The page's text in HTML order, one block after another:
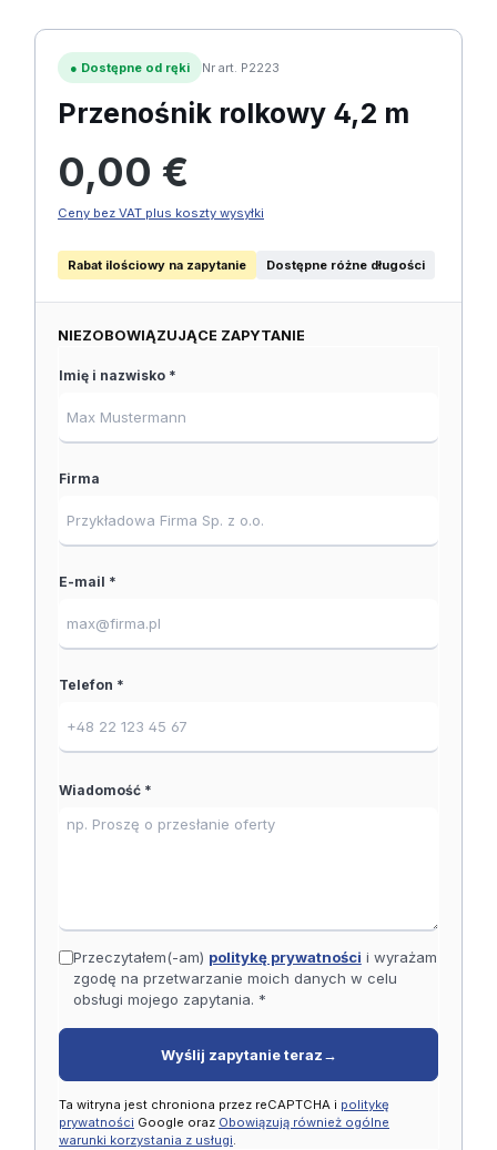
● Dostępne od ręki Nr art. P2223
Przenośnik rolkowy 4,2 m
0,00 €
Ceny bez VAT plus koszty wysyłki
Rabat ilościowy na zapytanie Dostępne różne długości
NIEZOBOWIĄZUJĄCE ZAPYTANIE
Imię i nazwisko *
Firma
E-mail *
Telefon *
Wiadomość *
Przeczytałem(-am) politykę prywatności i wyrażam
zgodę na przetwarzanie moich danych w celu
obsługi mojego zapytania. *
Wyślij zapytanie teraz →
Ta witryna jest chroniona przez reCAPTCHA i politykę
prywatności Google oraz Obowiązują również ogólne
warunki korzystania z usługi.